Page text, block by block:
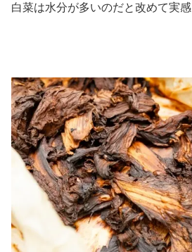
白菜は水分が多いのだと改めて実感